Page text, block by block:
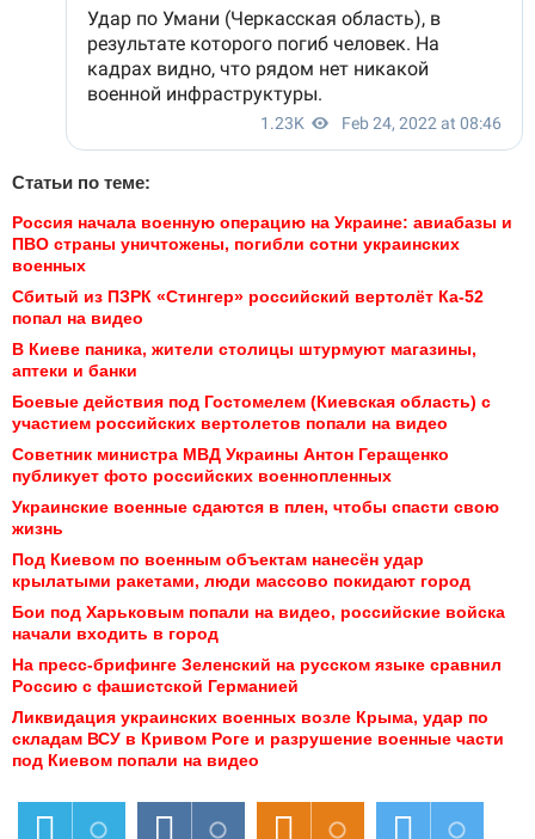
Статьи по теме:
Россия начала военную операцию на Украине: авиабазы и
ПВО страны уничтожены, погибли сотни украинских
военных
Сбитый из ПЗРК «Стингер» российский вертолёт Ка-52
попал на видео
В Киеве паника, жители столицы штурмуют магазины,
аптеки и банки
Боевые действия под Гостомелем (Киевская область) с
участием российских вертолетов попали на видео
Советник министра МВД Украины Антон Геращенко
публикует фото российских военнопленных
Украинские военные сдаются в плен, чтобы спасти свою
жизнь
Под Киевом по военным объектам нанесён удар
крылатыми ракетами, люди массово покидают город
Бои под Харьковым попали на видео, российские войска
начали входить в город
На пресс-брифинге Зеленский на русском языке сравнил
Россию с фашистской Германией
Ликвидация украинских военных возле Крыма, удар по
складам ВСУ в Кривом Роге и разрушение военные части
под Киевом попали на видео